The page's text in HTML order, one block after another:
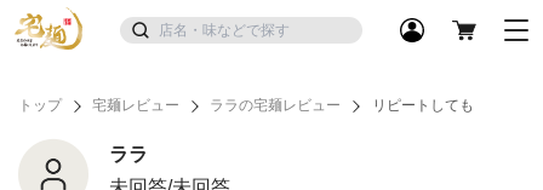
トップ 宅麺レビュー ララの宅麺レビュー リピートしても
ララ